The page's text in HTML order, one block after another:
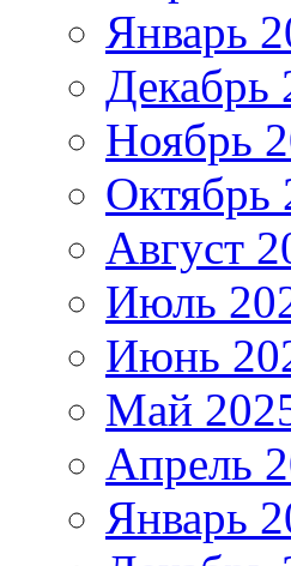
Январь
Декабрь
Ноябрь
Октябрь
Август
Июль
Июнь
Май
Апрель
Январь